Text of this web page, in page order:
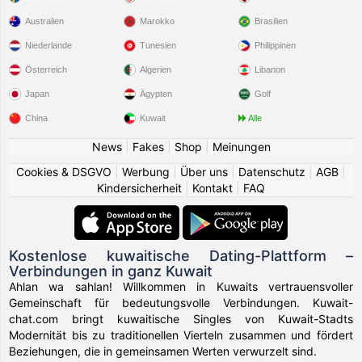
Armaanpoppu gefiel das Profil von Koko1810
Nono007 iPhone erstellt ein Konto
sein/ihr Profil Informationen
gefiel das Profil von Brighton
erstellt ein Android-Konto
Rose14machte Aktuelles zu sein/ihr Profil
Informationen
19 Std.
Georgehenderson2120hat ein neues Profilbild
hochgeladen
Australien
Niederlande
Österreich
Japan
China
Marokko
Tunesien
Algerien
Ägypten
Kuwait
Brasilien
Philippinen
Libanon
Golf
Alle
News| Fakes| Shop
Meinungen
Cookies & DSGVO
Werbung Über uns Datenschutz AGB
Kindersicherheit
Kontakt FAQ
Kostenlose kuwaitische Dating-Plattform –
Verbindungen in ganz Kuwait
Ahlan wa sahlan! Willkommen in Kuwaits vertrauensvoller
Gemeinschaft für bedeutungsvolle Verbindungen. Kuwait-
chat.com bringt kuwaitische Singles von Kuwait-Stadts
Modernität bis zu traditionellen Vierteln zusammen und fördert
Beziehungen, die in gemeinsamen Werten verwurzelt sind.